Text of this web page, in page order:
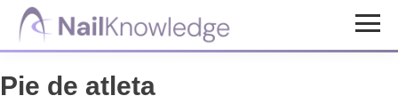
Saltar
principal
Saltar
barra
Saltar
de
Conocimientos
de
uñas
Pie de atleta